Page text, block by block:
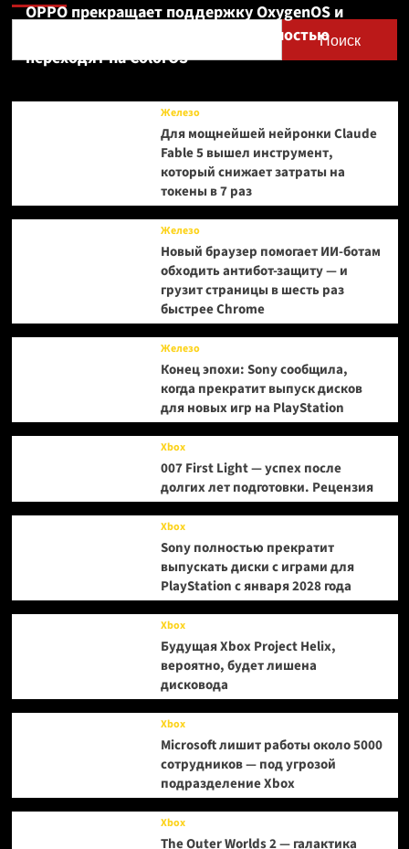
официально
выйдет
русском
Поиск
OPPO прекращает поддержку OxygenOS и
Realme UI — OnePlus и realme полностью
переходят на ColorOS
Железо
Для мощнейшей нейронки Claude
Fable 5 вышел инструмент,
который снижает затраты на
токены в 7 раз
Железо
Новый браузер помогает ИИ-ботам
обходить антибот-защиту — и
грузит страницы в шесть раз
быстрее Chrome
Железо
Конец эпохи: Sony сообщила,
когда прекратит выпуск дисков
для новых игр на PlayStation
Xbox
007 First Light — успех после
долгих лет подготовки. Рецензия
Xbox
Sony полностью прекратит
выпускать диски с играми для
PlayStation с января 2028 года
Xbox
Будущая Xbox Project Helix,
вероятно, будет лишена
дисковода
Xbox
Microsoft лишит работы около 5000
сотрудников — под угрозой
подразделение Xbox
Xbox
The Outer Worlds 2 — галактика